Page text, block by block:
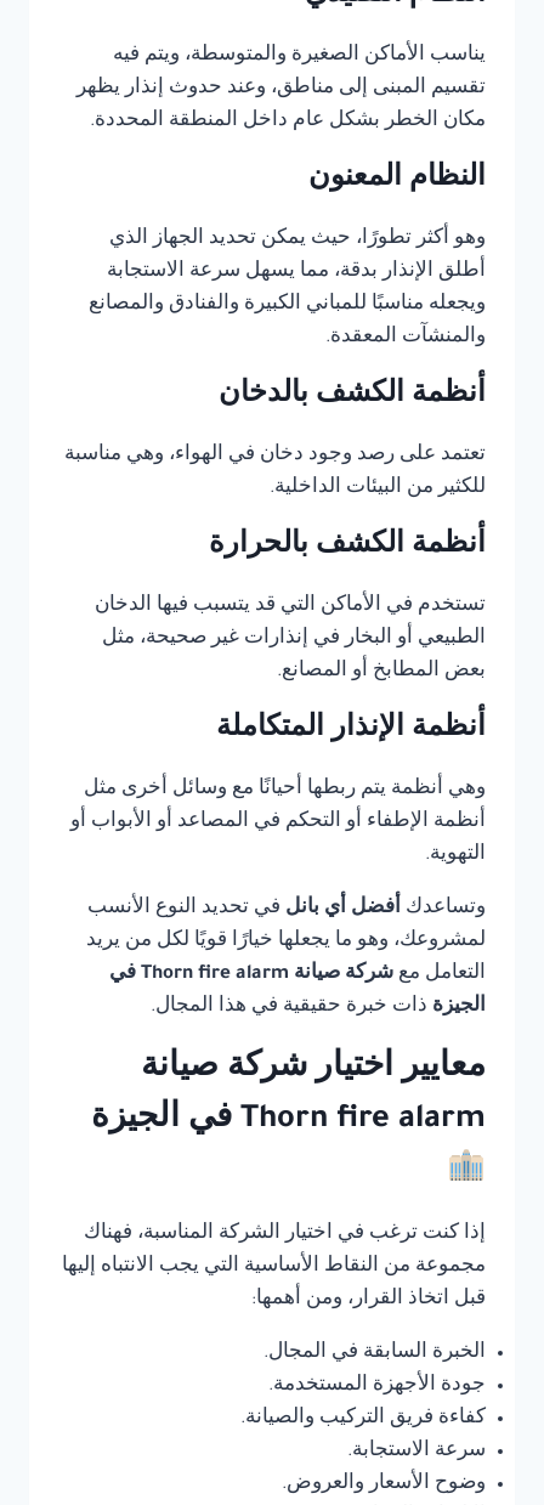
يناسب الأماكن الصغيرة والمتوسطة، ويتم فيه
تقسيم المبنى إلى مناطق، وعند حدوث إنذار يظهر
مكان الخطر بشكل عام داخل المنطقة المحددة.
النظام المعنون
وهو أكثر تطورًا، حيث يمكن تحديد الجهاز الذي
أطلق الإنذار بدقة، مما يسهل سرعة الاستجابة
ويجعله مناسبًا للمباني الكبيرة والفنادق والمصانع
والمنشآت المعقدة.
أنظمة الكشف بالدخان
تعتمد على رصد وجود دخان في الهواء، وهي مناسبة
للكثير من البيئات الداخلية.
أنظمة الكشف بالحرارة
تستخدم في الأماكن التي قد يتسبب فيها الدخان
الطبيعي أو البخار في إنذارات غير صحيحة، مثل
بعض المطابخ أو المصانع.
أنظمة الإنذار المتكاملة
وهي أنظمة يتم ربطها أحيانًا مع وسائل أخرى مثل
أنظمة الإطفاء أو التحكم في المصاعد أو الأبواب أو
التهوية.
وتساعدك أفضل أي بانل في تحديد النوع الأنسب
لمشروعك، وهو ما يجعلها خيارًا قويًا لكل من يريد
التعامل مع
شركة صيانة Thorn fire alarm في
الجيزة ذات خبرة حقيقية في هذا المجال.
معايير اختيار شركة صيانة
Thorn fire alarm في الجيزة
إذا كنت ترغب في اختيار الشركة المناسبة، فهناك
مجموعة من النقاط الأساسية التي يجب الانتباه إليها
قبل اتخاذ القرار، ومن أهمها:
الخبرة السابقة في المجال.
جودة الأجهزة المستخدمة.
كفاءة فريق التركيب والصيانة.
سرعة الاستجابة.
وضوح الأسعار والعروض.